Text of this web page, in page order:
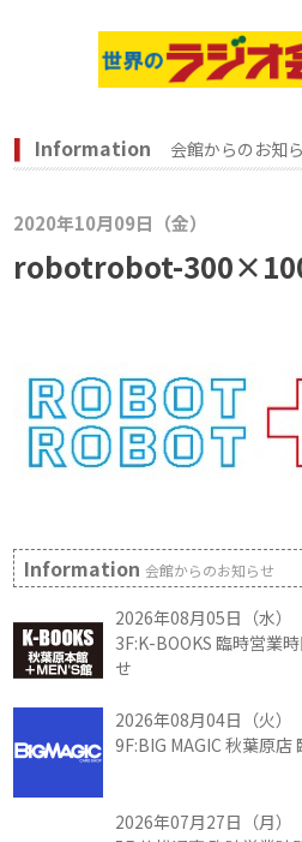
Information 会館からのお知
2020年10月09日（金）
robotrobot-
Information会館からのお知らせ
2026年08月05日（水）
3F:K-BOOKS 臨時営業
せ
2026年08月04日（火）
9F:BIG MAGIC 秋葉原
2026年07月27日（月）